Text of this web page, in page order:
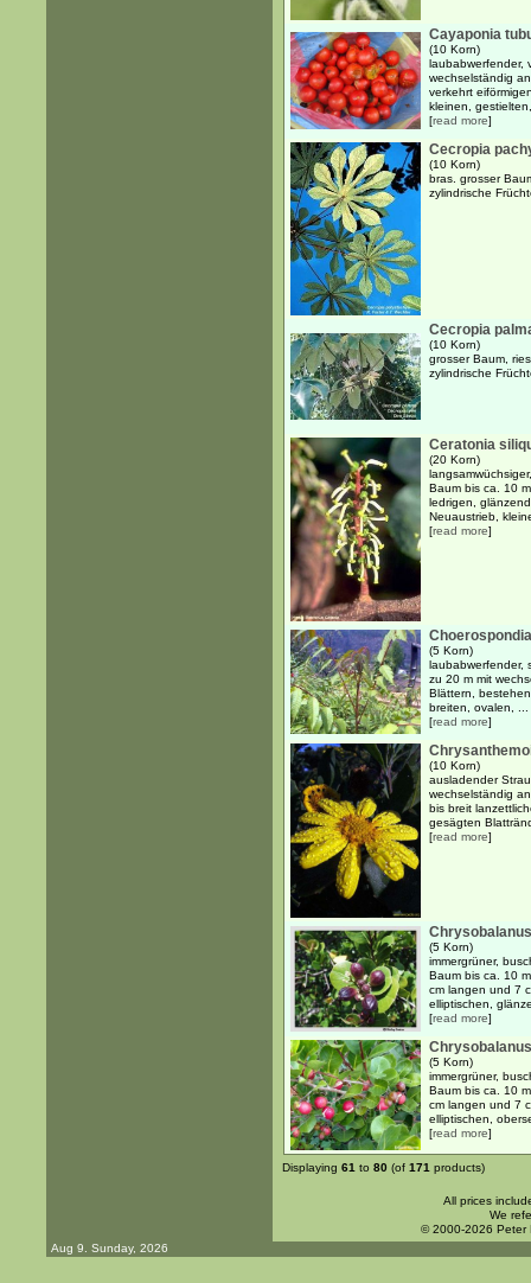
Cayaponia
(10 Korn)
laubabwerfender,
wechselständig
verkehrt
kleinen,
[read more]
Cecropia
(10 Korn)
bras. grosser
zylindrische
Cecropia
(10 Korn)
grosser Baum,
zylindrische
Ceratonia
(20 Korn)
Baum bis ca. 10
ledrigen,
Neuaustrieb,
[read more]
(5 Korn)
laubabwerfender,
zu 20 m mit
Blättern,
breiten, ovalen, ...
[read more]
(10 Korn)
ausladender
wechselständig
bis breit
gesägten
[read more]
(5 Korn)
immergrüner,
Baum bis ca. 10
cm langen und 7
elliptischen,
[read more]
(5 Korn)
immergrüner,
Baum bis ca. 10
cm langen und 7
elliptischen,
[read more]
Displaying 61 to 80 (of 171 products)
All prices
We
© 2000-2026 Peter
Aug 9. Sunday, 2026